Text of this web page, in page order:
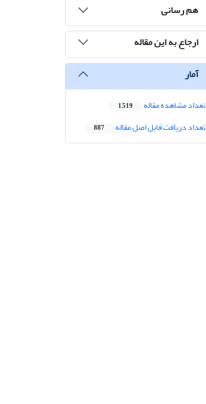
هم رسانی
ارجاع به این مقاله
آمار
تعداد مشاهده مقاله 1,519
تعداد دریافت فایل اصل مقاله 887